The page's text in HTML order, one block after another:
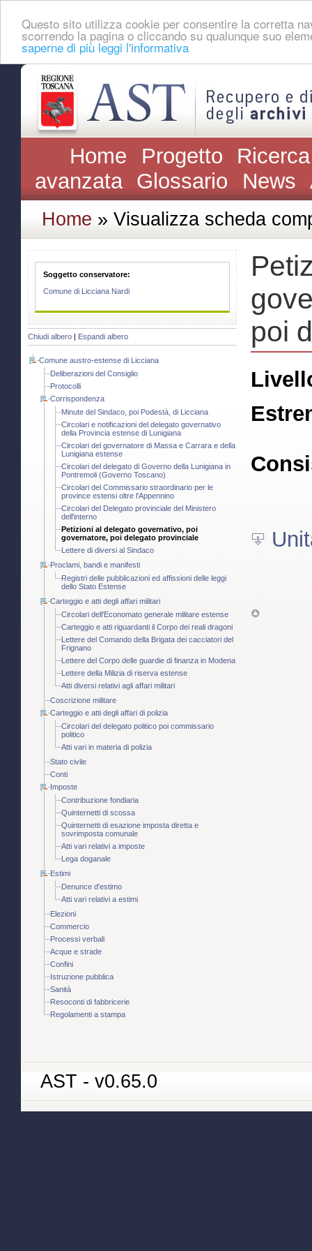
Questo sito utilizza cookie per consentire la corretta
scorrendo la pagina o cliccando su qualunque suo
saperne di più leggi l'informativa
Home Progetto
avanzata Glossario News
Home » Visualizza scheda
Soggetto conservatore:
Comune di Licciana Nardi
Chiudi albero Espandi albero
Comune austro-estense di Licciana
Deliberazioni del Consiglio
Protocolli
Corrispondenza
Minute del Sindaco, poi Podestà, di Licciana
Circolari e notificazioni del delegato governativo
della Provincia estense di Lunigiana
Circolari del governatore di Massa e Carrara e della
Lunigiana estense
Circolari del delegato di Governo della Lunigiana in
Pontremoli (Governo Toscano)
Circolari del Commissario straordinario per le
province estensi oltre l'Appennino
Circolari del Delegato provinciale del Ministero
dell'interno
Petizioni al delegato governativo, poi
governatore, poi delegato provinciale
Lettere di diversi al Sindaco
Proclami, bandi e manifesti
Registri delle pubblicazioni ed affissioni delle leggi
dello Stato Estense
Carteggio e atti degli affari militari
Circolari dell'Economato generale militare estense
Carteggio e atti riguardanti il Corpo dei reali dragoni
Lettere del Comando della Brigata dei cacciatori del
Frignano
Lettere del Corpo delle guardie di finanza in Modena
Lettere della Milizia di riserva estense
Atti diversi relativi agli affari militari
Coscrizione militare
Carteggio e atti degli affari di polizia
Circolari del delegato politico poi commissario
politico
Atti vari in materia di polizia
Stato civile
Conti
Imposte
Contribuzione fondiaria
Quinternetti di scossa
Quinternetti di esazione imposta diretta e
sovrimposta comunale
Atti vari relativi a imposte
Lega doganale
Estimi
Denunce d'estimo
Atti vari relativi a estimi
Elezioni
Commercio
Processi verbali
Acque e strade
Confini
Istruzione pubblica
Sanità
Resoconti di fabbricerie
Regolamenti a stampa
poi
AST - v0.65.0